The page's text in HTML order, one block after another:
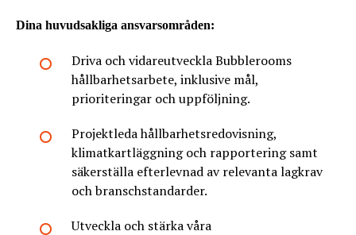
Dina huvudsakliga ansvarsområden:
Driva och vidareutveckla Bubblerooms
hållbarhetsarbete, inklusive mål,
prioriteringar och uppföljning.
Projektleda hållbarhetsredovisning,
klimatkartläggning och rapportering samt
säkerställa efterlevnad av relevanta lagkrav
och branschstandarder.
Utveckla och stärka våra